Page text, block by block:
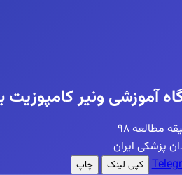
آموزشی ونیر
۹۸
پزشکی ایران
کپی لینک چاپ